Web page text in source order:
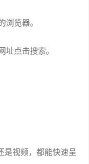
览器。
点击搜索。
是视频，都能快速呈